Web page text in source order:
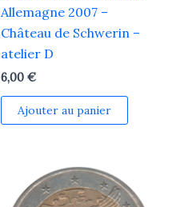
Allemagne 2007 –
Château de Schwerin –
atelier D
6,00 €
Ajouter au panier